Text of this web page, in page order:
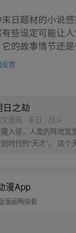
日题材的小说
些设定可能让人
的故事情节还是
反馈
日之劫
漫画 · 末日 · 战斗
入侵，人类的阵地岌
时代的“天才”。 这个
我人族，万世奋进。
漫App
漫画畅快看